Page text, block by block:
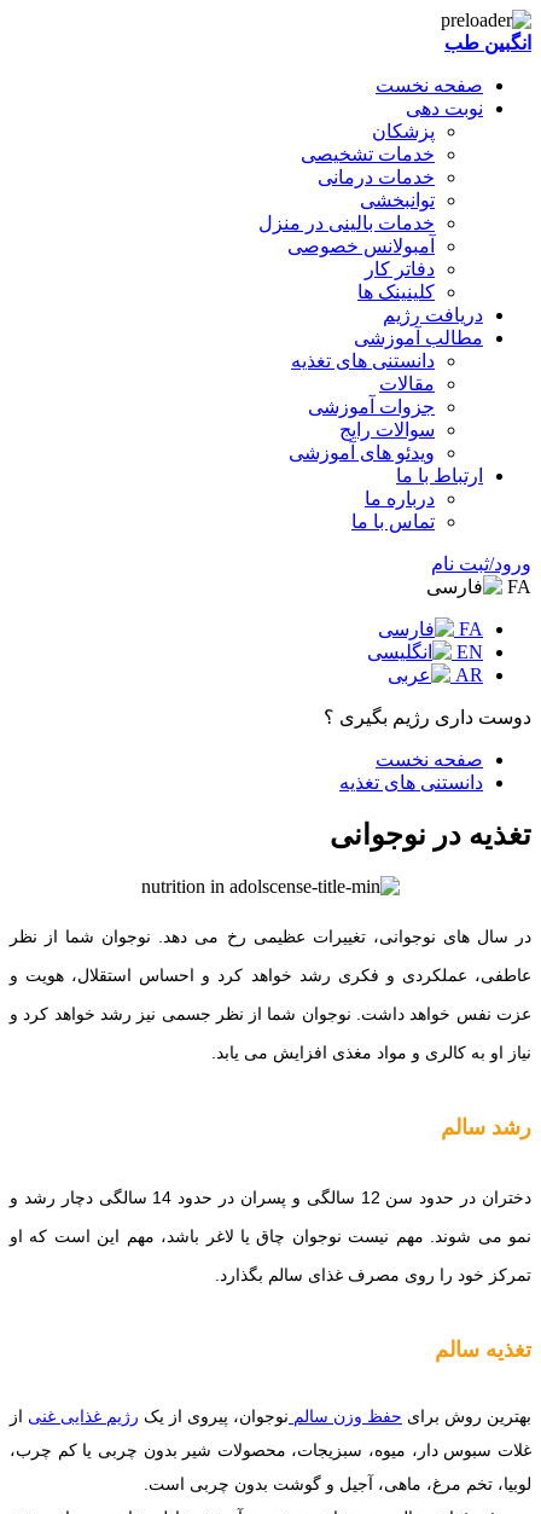
انگبین طب
صفحه نخست
نوبت دهی
پزشکان
خدمات تشخیصی
خدمات درمانی
توانبخشی
خدمات بالینی در منزل
آمبولانس خصوصی
دفاتر کار
کلینینک ها
دریافت رژیم
مطالب آموزشی
دانستنی های تغذیه
مقالات
جزوات آموزشی
سوالات رایج
ویدئو های آموزشی
ارتباط با ما
درباره ما
تماس با ما
ورود/ثبت نام
FA
FA
EN
AR
دوست داری رژیم بگیری ؟
صفحه نخست
دانستنی های تغذیه
تغذیه در نوجوانی
در سال های نوجوانی، تغییرات عظیمی رخ می دهد. نوجوان شما از نظر
عاطفی، عملکردی و فکری رشد خواهد کرد و احساس استقلال، هویت و
عزت نفس خواهد داشت. نوجوان شما از نظر جسمی نیز رشد خواهد کرد و
نیاز او به کالری و مواد مغذی افزایش می یابد.
رشد سالم
دختران در حدود سن 12 سالگی و پسران در حدود 14 سالگی دچار رشد و
نمو می شوند. مهم نیست نوجوان چاق یا لاغر باشد، مهم این است که او
تمرکز خود را روی مصرف غذای سالم بگذارد.
تغذیه سالم
بهترین روش برای حفظ وزن سالم نوجوان، پیروی از یک رژیم غذایی غنی از
غلات سبوس دار، میوه، سبزیجات، محصولات شیر بدون چربی یا کم چرب،
لوبیا، تخم مرغ، ماهی، آجیل و گوشت بدون چربی است.